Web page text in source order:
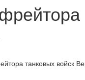
танковых войск